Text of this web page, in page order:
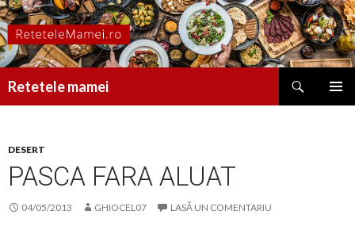
Retetele mamei
DESERT
PASCA FARA ALUAT
04/05/2013 GHIOCEL07 LASĂ UN COMENTARIU